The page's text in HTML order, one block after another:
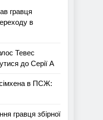
гравця
в
Тевес
до Серії А
в ПСЖ:
гравця збірної